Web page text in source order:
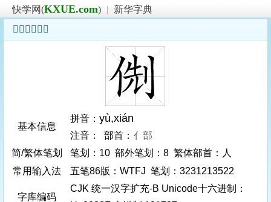
快学网(KXUE.com) |
新华字典
𠊏字基本信息
基本信息
拼音： yù,xián
注音： 部首： 亻部
简/繁体笔划
笔划：10 部外笔划：8 繁体部首：人
常用输入法
五笔86版：WTFJ 笔划：3231213522
字库编码
CJK 统一汉字扩充-B Unicode十六进制：